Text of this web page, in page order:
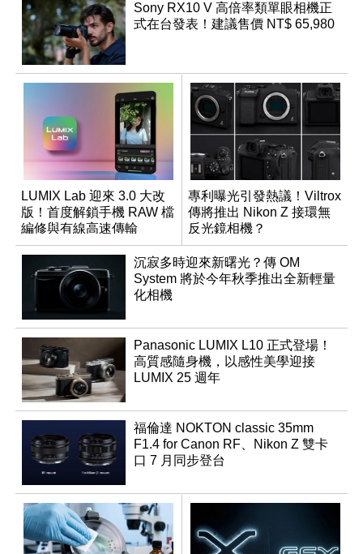
Sony RX10 V 高倍率類單眼相機正
式在台發表！建議售價 NT$ 65,980
LUMIX Lab 迎來 3.0 大改
版！首度解鎖手機 RAW 檔
編修與有線高速傳輸
專利曝光引發熱議！Viltrox
傳將推出 Nikon Z 接環無
反光鏡相機？
沉寂多時迎來新曙光？傳 OM
System 將於今年秋季推出全新輕量
化相機
Panasonic LUMIX L10 正式登場！
高質感隨身機，以感性美學迎接
LUMIX 25 週年
福倫達 NOKTON classic 35mm
F1.4 for Canon RF、Nikon Z 雙卡
口 7 月同步登台